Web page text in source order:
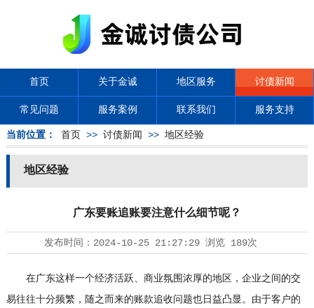
首页 关于金诚 地区服务 讨债新闻
常见问题 服务案例 联系我们 服务支持
当前位置： 首页 >> 讨债新闻 >> 地区经验
地区经验
广东要账追账要注意什么细节呢？
发布时间： 2024-10-25 21:27:29浏览 189次
在广东这样一个经济活跃、商业氛围浓厚的地区，企业之间的交
易往往十分频繁，随之而来的账款追收问题也日益凸显。由于客户的